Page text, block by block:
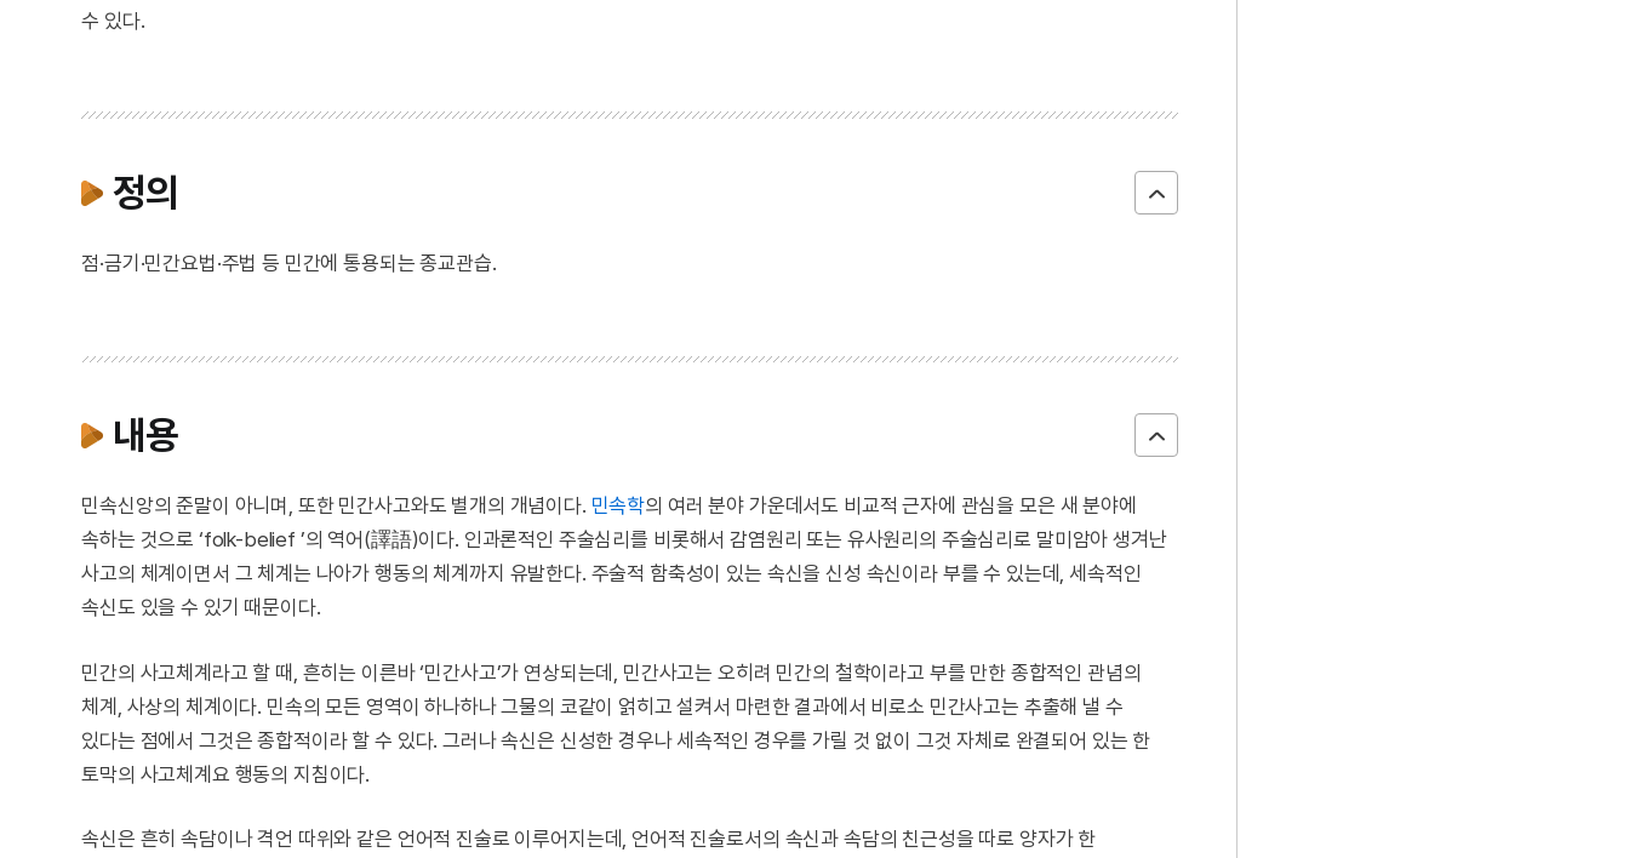
수 있다.
정의
점·금기·민간요법·주법 등 민간에 통용되는 종교관습.
내용
민속신앙의 준말이 아니며, 또한 민간사고와도 별개의 개념이다. 민속학의 여러 분야 가운데서도 비교적 근자에 관심을 모은 새 분야에
속하는 것으로 ‘folk-belief ’의 역어(譯語)이다. 인과론적인 주술심리를 비롯해서 감염원리 또는 유사원리의 주술심리로 말미암아 생겨난
사고의 체계이면서 그 체계는 나아가 행동의 체계까지 유발한다. 주술적 함축성이 있는 속신을 신성 속신이라 부를 수 있는데, 세속적인
속신도 있을 수 있기 때문이다.
민간의 사고체계라고 할 때, 흔히는 이른바 ‘민간사고’가 연상되는데, 민간사고는 오히려 민간의 철학이라고 부를 만한 종합적인 관념의
체계, 사상의 체계이다. 민속의 모든 영역이 하나하나 그물의 코같이 얽히고 설켜서 마련한 결과에서 비로소 민간사고는 추출해 낼 수
있다는 점에서 그것은 종합적이라 할 수 있다. 그러나 속신은 신성한 경우나 세속적인 경우를 가릴 것 없이 그것 자체로 완결되어 있는 한
토막의 사고체계요 행동의 지침이다.
속신은 흔히 속담이나 격언 따위와 같은 언어적 진술로 이루어지는데, 언어적 진술로서의 속신과 속담의 친근성을 따로 양자가 한